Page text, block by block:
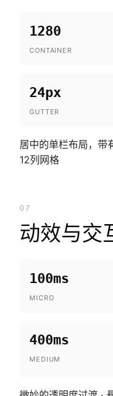
1280
CONTAINER
24px
GUTTER
居中的单栏布局，带
12列网格
07
动效与交
100ms
MICRO
400ms
MEDIUM